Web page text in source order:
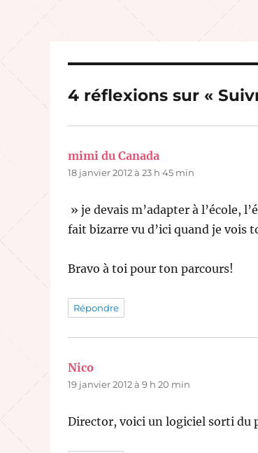
4 réflexions sur «
mimi du Canada
18 janvier 2012 à 23 h 45 min
» je devais m’adapter à l’école,
fait bizarre vu d’ici quand je vois
Bravo à toi pour ton parcours!
Répondre
Nico
19 janvier 2012 à 9 h 20 min
Director, voici un logiciel sorti du